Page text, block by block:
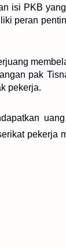
isi PKB
peran
pak
pekerja.
pekerja